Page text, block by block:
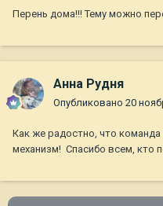
секция служебных пород
Перень дома!!! Тему можно
Анна Рудня
Опубликовано 20
Как же радостно, что
механизм! Спасибо всем, кто